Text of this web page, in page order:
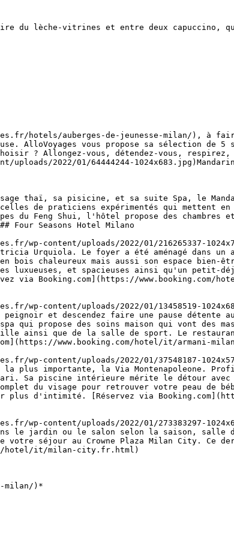
du lèche-vitrines et entre deux capuccino,
hotels/auberges-de-jeunesse-milan/), à
AlloVoyages vous propose sa sélection de 5
choisir ? Allongez-vous, détendez-vous,
2022/01/64444244-
thaï, sa pisicine, et sa suite Spa, le
de praticiens expérimentés qui mettent en
du Feng Shui, l'hôtel propose des chambres
Four Seasons Hotel Milano
content/uploads/2022/01/216265337-
Urquiola. Le foyer a été aménagé dans un
bois chaleureux mais aussi son espace bien-
luxueuses, et spacieuses ainsi qu'un petit-
via Booking.com](https://www.booking.com/
wp-content/uploads/2022/01/13458519-
et descendez faire une pause
qui propose des soins maison qui vont des
ainsi que de la salle de sport. Le
www.booking.com/hotel/it/armani-
content/uploads/2022/01/37548187-
la plus importante, la Via Montenapoleone.
Sa piscine intérieure mérite le détour
du visage pour retrouver votre peau de
plus d'intimité. [Réservez via
content/uploads/2022/01/273383297-
le jardin ou le salon selon la saison,
séjour au Crowne Plaza Milan City. Ce
hotel/it/milan-city.fr.html)